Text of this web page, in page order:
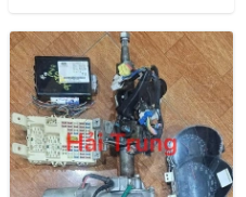
khí, Cọc lái, Đồng hồ,
Công tắc điều hòa, Màn
hình, ECU..